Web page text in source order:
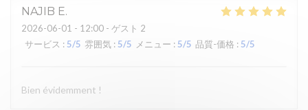
NAJIB E
2026-06-01 - 12:00 - ゲスト 2
サービス : 5/5 雰囲気 : 5/5 メニュー : 5/5 品質-価格 : 5/5
Bien évidemment !